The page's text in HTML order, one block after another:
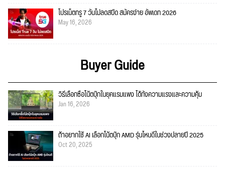
โปรเน็ตทรู 7 วันไม่ลดสปีด สมัครง่าย อัพเดท 2026
May 16, 2026
Buyer Guide
วิธีเลือกซื้อโน้ตบุ๊กในยุคแรมแพง ได้ทั้งความแรงและความคุ้ม
Jan 16, 2026
ถ้าอยากใช้ AI เลือกโน้ตบุ๊ก AMD รุ่นไหนดีในช่วงปลายปี 2025
Oct 20, 2025